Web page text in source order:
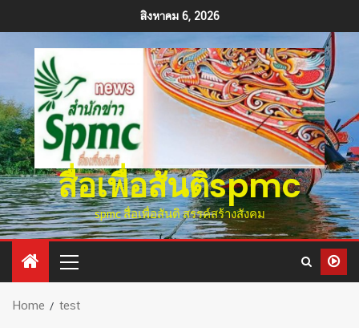
สิงหาคม 6, 2026
สื่อเพื่อสันติspmc
spmc สื่อเพื่อสันติ สรรค์สร้างสังคม
Home test